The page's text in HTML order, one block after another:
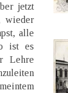
jetzt
wieder
alle
ist es
Lehre